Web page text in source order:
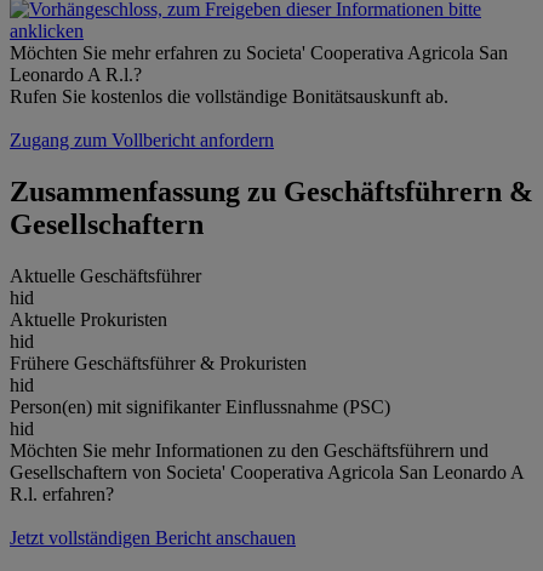
Möchten Sie mehr erfahren zu Societa' Cooperativa Agricola San
Leonardo A R.l.?
Rufen Sie kostenlos die vollständige Bonitätsauskunft ab.
Zugang zum Vollbericht anfordern
Zusammenfassung zu Geschäftsführern &
Gesellschaftern
Aktuelle Geschäftsführer
hid
Aktuelle Prokuristen
hid
Frühere Geschäftsführer & Prokuristen
hid
Person(en) mit signifikanter Einflussnahme (PSC)
hid
Möchten Sie mehr Informationen zu den Geschäftsführern und
Gesellschaftern von Societa' Cooperativa Agricola San Leonardo A
R.l. erfahren?
Jetzt vollständigen Bericht anschauen